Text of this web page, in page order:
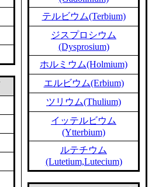
テルビウム(Terbium)
ジスプロシウム
(Dysprosium)
ホルミウム(Holmium)
エルビウム(Erbium)
ツリウム(Thulium)
イッテルビウム
(Ytterbium)
ルテチウム
(Lutetium,Lutecium)